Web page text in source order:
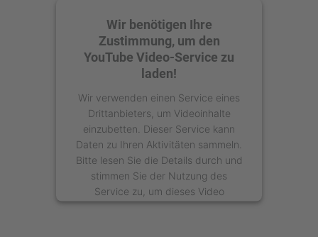
Wir benötigen Ihre
Zustimmung, um den
YouTube Video-Service zu
laden!
Wir verwenden einen Service eines
Drittanbieters, um Videoinhalte
einzubetten. Dieser Service kann
Daten zu Ihren Aktivitäten sammeln.
Bitte lesen Sie die Details durch und
stimmen Sie der Nutzung des
Service zu, um dieses Video
anzusehen.